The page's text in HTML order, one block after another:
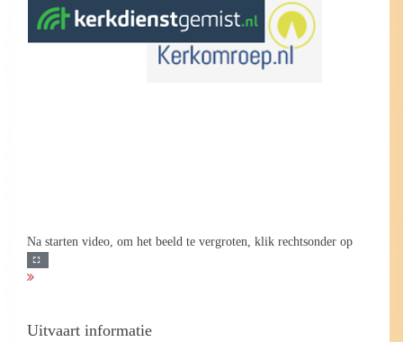
Na starten video, om het beeld te vergroten, klik rechtsonder op
Uitvaart informatie